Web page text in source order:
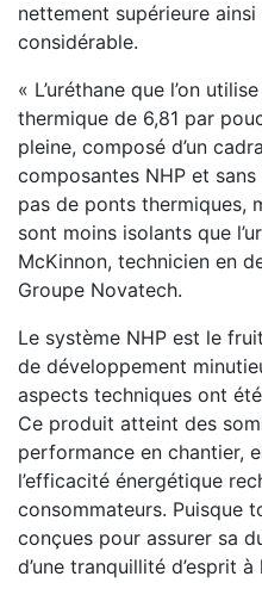
nettement supérieure ainsi
considérable.
« L’uréthane que l’on
thermique de 6,81 par
pleine, composé d’un
composantes NHP et
pas de ponts thermiques,
sont moins isolants que
McKinnon, technicien en
Groupe Novatech.
Le système NHP est le
de développement
aspects techniques ont
Ce produit atteint des
performance en chantier,
l’efficacité énergétique
consommateurs. Puisque
conçues pour assurer sa
d’une tranquillité d’esprit